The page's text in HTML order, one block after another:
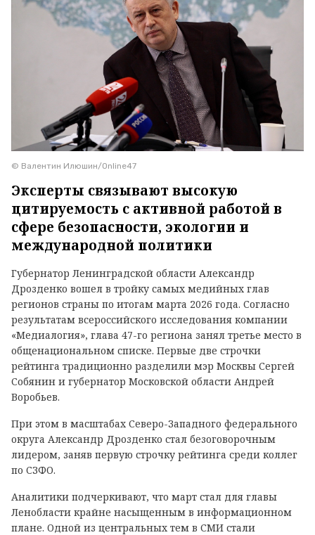
© Валентин Илюшин/Online47
Эксперты связывают высокую
цитируемость с активной работой в
сфере безопасности, экологии и
международной политики
Губернатор Ленинградской области Александр
Дрозденко вошел в тройку самых медийных глав
регионов страны по итогам марта 2026 года. Согласно
результатам всероссийского исследования компании
«Медиалогия», глава 47-го региона занял третье место в
общенациональном списке. Первые две строчки
рейтинга традиционно разделили мэр Москвы Сергей
Собянин и губернатор Московской области Андрей
Воробьев.
При этом в масштабах Северо-Западного федерального
округа Александр Дрозденко стал безоговорочным
лидером, заняв первую строчку рейтинга среди коллег
по СЗФО.
Аналитики подчеркивают, что март стал для главы
Ленобласти крайне насыщенным в информационном
плане. Одной из центральных тем в СМИ стали